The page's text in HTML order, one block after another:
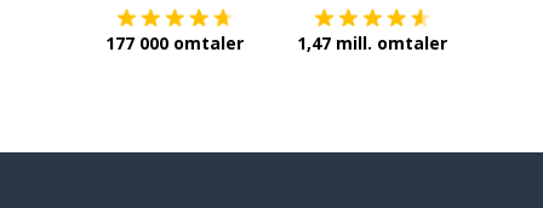
177 000 omtaler 1,47 mill. omtaler